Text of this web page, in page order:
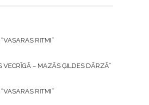
RITMI”
VECRĪGĀ – MAZĀS ĢILDES DĀRZĀ”
RITMI”